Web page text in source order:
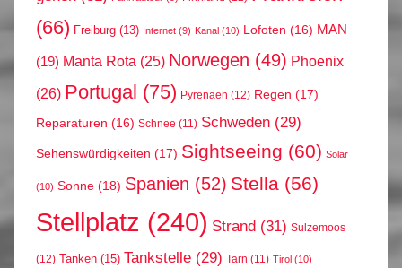
(66) Freiburg (13) Internet (9) Kanal (10) Lofoten (16) MAN
(19) Manta Rota (25) Norwegen (49) Phoenix
(26) Portugal (75) Pyrenäen (12) Regen (17)
Reparaturen (16) Schnee (11) Schweden (29)
Sehenswürdigkeiten (17) Sightseeing (60) Solar
(10) Sonne (18) Spanien (52) Stella (56)
Stellplatz (240) Strand (31) Sulzemoos
(12) Tanken (15) Tankstelle (29) Tarn (11) Tirol (10)